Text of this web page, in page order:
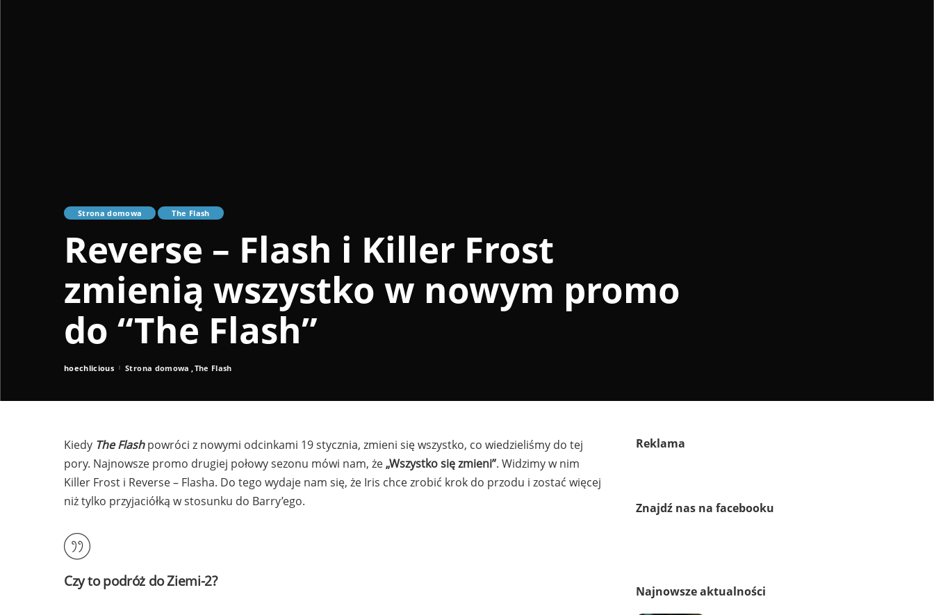
Strona domowa The Flash
Reverse – Flash i Killer Frost
zmienią wszystko w nowym promo
do “The Flash”
Posted
hoechlicious Strona domowa The Flash
Kiedy The Flashpowróci z nowymi odcinkami 19 stycznia, zmieni się wszystko, co wiedzieliśmy do tej
pory. Najnowsze promo drugiej połowy sezonu mówi nam, że„Wszystko się zmieni”. Widzimy w nim
Killer Frost i Reverse – Flasha. Do tego wydaje nam się, że Iris chce zrobić krok do przodu i zostać więcej
niż tylko przyjaciółką w stosunku do Barry’ego.
Czy to podróż do Ziemi-2?
Reklama
Znajdź nas na facebooku
Najnowsze aktualności